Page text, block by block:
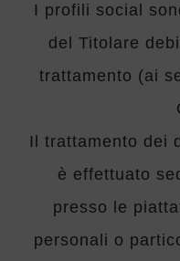
I profili social
del Titolare
trattamento (ai
Il trattamento dei
è effettuato
presso le
personali o